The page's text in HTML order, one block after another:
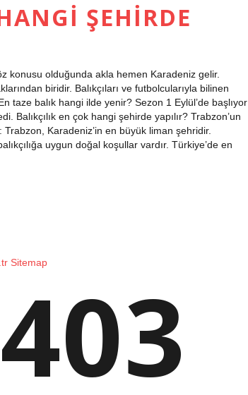
ŞEHIRDE
konusu olduğunda akla hemen Karadeniz gelir.
biridir. Balıkçıları ve futbolcularıyla bilinen
taze balık hangi ilde yenir? Sezon 1 Eylül’de başlıyor
Balıkçılık en çok hangi şehirde yapılır? Trabzon’un
Trabzon, Karadeniz’in en büyük liman şehridir.
uygun doğal koşullar vardır. Türkiye’de en
Sitemap
403